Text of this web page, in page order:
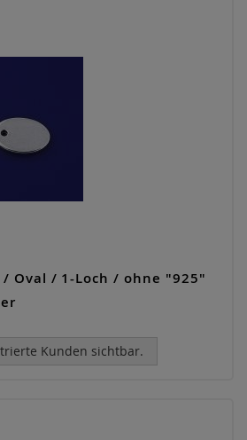
Oval / 1-Loch / ohne "925"
Kunden sichtbar.